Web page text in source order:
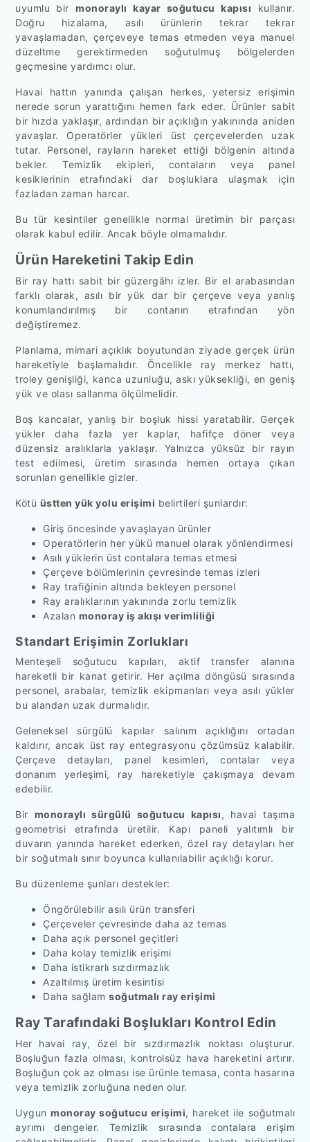
uyumlu birmonoraylı kayar soğutucu kapısı kullanır.
Doğru hizalama, asılı ürünlerin tekrar tekrar
yavaşlamadan, çerçeveye temas etmeden veya manuel
düzeltme gerektirmeden soğutulmuş bölgelerden
geçmesine yardımcı olur.
Havai hattın yanında çalışan herkes, yetersiz erişimin
nerede sorun yarattığını hemen fark eder. Ürünler sabit
bir hızda yaklaşır, ardından bir açıklığın yakınında aniden
yavaşlar. Operatörler yükleri üst çerçevelerden uzak
tutar. Personel, rayların hareket ettiği bölgenin altında
bekler. Temizlik ekipleri, contaların veya panel
kesiklerinin etrafındaki dar boşluklara ulaşmak için
fazladan zaman harcar.
Bu tür kesintiler genellikle normal üretimin bir parçası
olarak kabul edilir. Ancak böyle olmamalıdır.
Ürün Hareketini Takip Edin
Bir ray hattı sabit bir güzergâhı izler. Bir el arabasından
farklı olarak, asılı bir yük dar bir çerçeve veya yanlış
konumlandırılmış bir contanın etrafından yön
değiştiremez.
Planlama, mimari açıklık boyutundan ziyade gerçek ürün
hareketiyle başlamalıdır. Öncelikle ray merkez hattı,
troley genişliği, kanca uzunluğu, askı yüksekliği, en geniş
yük ve olası sallanma ölçülmelidir.
Boş kancalar, yanlış bir boşluk hissi yaratabilir. Gerçek
yükler daha fazla yer kaplar, hafifçe döner veya
düzensiz aralıklarla yaklaşır. Yalnızca yüksüz bir rayın
test edilmesi, üretim sırasında hemen ortaya çıkan
sorunları genellikle gizler.
Kötü üstten yük yolu erişimi belirtileri şunlardır:
Giriş öncesinde yavaşlayan ürünler
Operatörlerin her yükü manuel olarak yönlendirmesi
Asılı yüklerin üst contalara temas etmesi
Çerçeve bölümlerinin çevresinde temas izleri
Ray trafiğinin altında bekleyen personel
Ray aralıklarının yakınında zorlu temizlik
Azalan monoray iş akışı verimliliği
Standart Erişimin Zorlukları
Menteşeli soğutucu kapıları, aktif transfer alanına
hareketli bir kanat getirir. Her açılma döngüsü sırasında
personel, arabalar, temizlik ekipmanları veya asılı yükler
bu alandan uzak durmalıdır.
Geleneksel sürgülü kapılar salınım açıklığını ortadan
kaldırır, ancak üst ray entegrasyonu çözümsüz kalabilir.
Çerçeve detayları, panel kesimleri, contalar veya
donanım yerleşimi, ray hareketiyle çakışmaya devam
edebilir.
Bir monoraylı sürgülü soğutucu kapısı, havai taşıma
geometrisi etrafında üretilir. Kapı paneli yalıtımlı bir
duvarın yanında hareket ederken, özel ray detayları her
bir soğutmalı sınır boyunca kullanılabilir açıklığı korur.
Bu düzenleme şunları destekler:
Öngörülebilir asılı ürün transferi
Çerçeveler çevresinde daha az temas
Daha açık personel geçitleri
Daha kolay temizlik erişimi
Daha istikrarlı sızdırmazlık
Azaltılmış üretim kesintisi
Daha sağlam soğutmalı ray erişimi
Ray Tarafındaki Boşlukları Kontrol Edin
Her havai ray, özel bir sızdırmazlık noktası oluşturur.
Boşluğun fazla olması, kontrolsüz hava hareketini artırır.
Boşluğun çok az olması ise ürünle temasa, conta hasarına
veya temizlik zorluğuna neden olur.
Uygunmonoray soğutucu erişimi, hareket ile soğutmalı
ayrımı dengeler. Temizlik sırasında contalara erişim